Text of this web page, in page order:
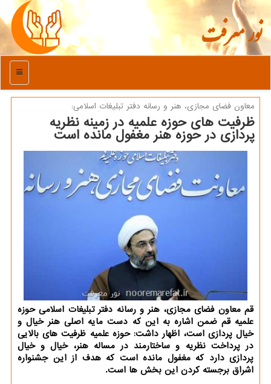
نور معرفت
منو
معاون فضای مجازی، هنر و رسانه دفتر تبلیغات اسلامی:
ظرفیت های حوزه علمیه در زمینه نظریه
پردازی در حوزه هنر مغفول مانده است
قم معاون فضای مجازی، هنر و رسانه دفتر تبلیغات اسلامی حوزه
علمیه قم ضمن اشاره به این که دست مایه اصلی هنر خیال و
خیال پردازی است، اظهار داشت: حوزه علمیه ظرفیت های بالایی
در پرداخت نظریه و ساختارمند در مساله هنر، خیال و خیال
پردازی دارد که مغفول مانده است که هدف از این جشنواره
اشراق برجسته کردن این بخش ها است.